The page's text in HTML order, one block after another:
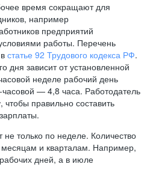
время сокращают для
например
предприятий
работы. Перечень
статье 92 Трудового кодекса РФ.
дня зависит от установленной
неделе рабочий день
часовой —4,8 часа. Работодатель
чтобы правильно составить
только по неделе. Количество
и кварталам. Например,
дней, а в июле